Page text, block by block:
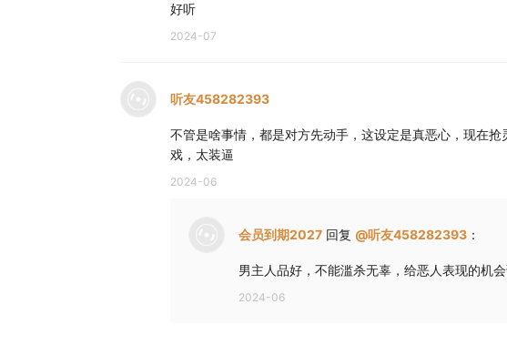
好听
2024-07
听友458282393
不管是啥事情，都是对方先动手，这设定是真恶心，现在
戏，太装逼
2024-06
会员到期2027 回复 @听友458282393 ：
男主人品好，不能滥杀无辜，给恶人表现的机
2024-06